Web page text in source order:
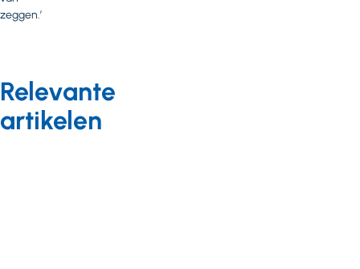
zeggen.’
Relevante
artikelen